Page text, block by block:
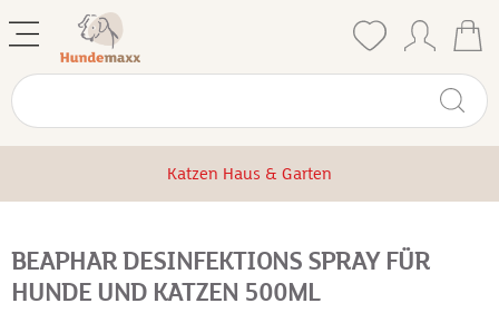
Katzen Haus & Garten
BEAPHAR DESINFEKTIONS SPRAY FÜR
HUNDE UND KATZEN 500ML